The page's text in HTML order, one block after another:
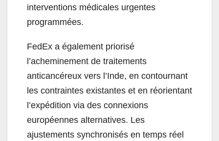
interventions médicales urgentes
programmées.
FedEx a également priorisé
l’acheminement de traitements
anticancéreux vers l’Inde, en contournant
les contraintes existantes et en réorientant
l’expédition via des connexions
européennes alternatives. Les
ajustements synchronisés en temps réel